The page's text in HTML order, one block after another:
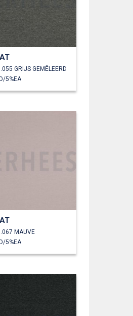
GRIJS GEMÊLEERD
5%EA
MAUVE
5%EA